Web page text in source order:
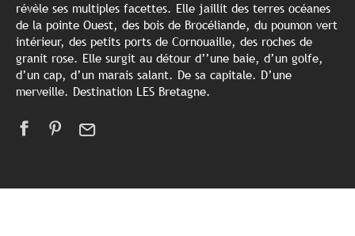
révèle ses multiples facettes. Elle jaillit des terres océanes
de la pointe Ouest, des bois de Brocéliande, du poumon vert
intérieur, des petits ports de Cornouaille, des roches de
granit rose. Elle surgit au détour d’’une baie, d’un golfe,
d’un cap, d’un marais salant. De sa capitale. D’une
merveille. Destination LES Bretagne.